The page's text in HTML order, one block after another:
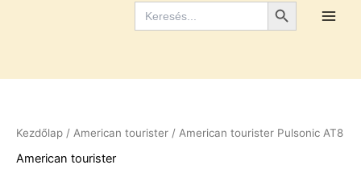
Search
for:
Kezdőlap / American tourister​ / American tourister Pulsonic AT8
American tourister​